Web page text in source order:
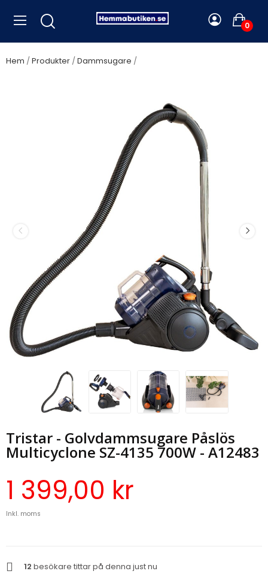
0
Hem Produkter Dammsugare
Tristar - Golvdammsugare Påslös
Multicyclone SZ-4135 700W - A12483
1 399,00 kr
Inkl. moms
12 besökare tittar på denna just nu